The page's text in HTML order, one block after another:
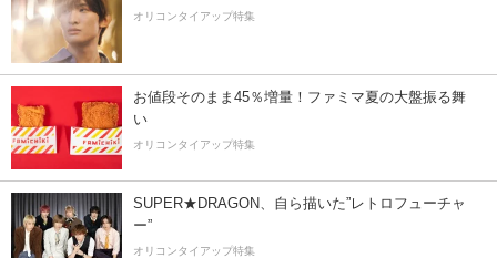
オリコンタイアップ特集
お値段そのまま45％増量！ファミマ夏の大盤振る舞
い
オリコンタイアップ特集
SUPER★DRAGON、自ら描いた”レトロフューチャ
ー”
オリコンタイアップ特集